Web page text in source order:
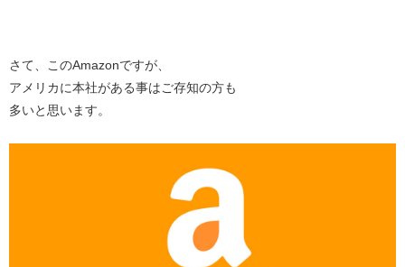
さて、このAmazonですが、
アメリカに本社がある事はご存知の方も
多いと思います。